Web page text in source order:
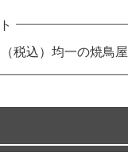
税込）均一の焼鳥屋